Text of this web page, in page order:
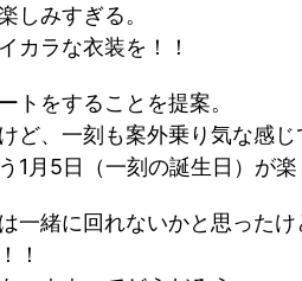
しみすぎる。
カラな衣装を！！
トをすることを提案。
ど、一刻も案外乗り気な感
1月5日（一刻の誕生日）が
一緒に回れないかと思った
！